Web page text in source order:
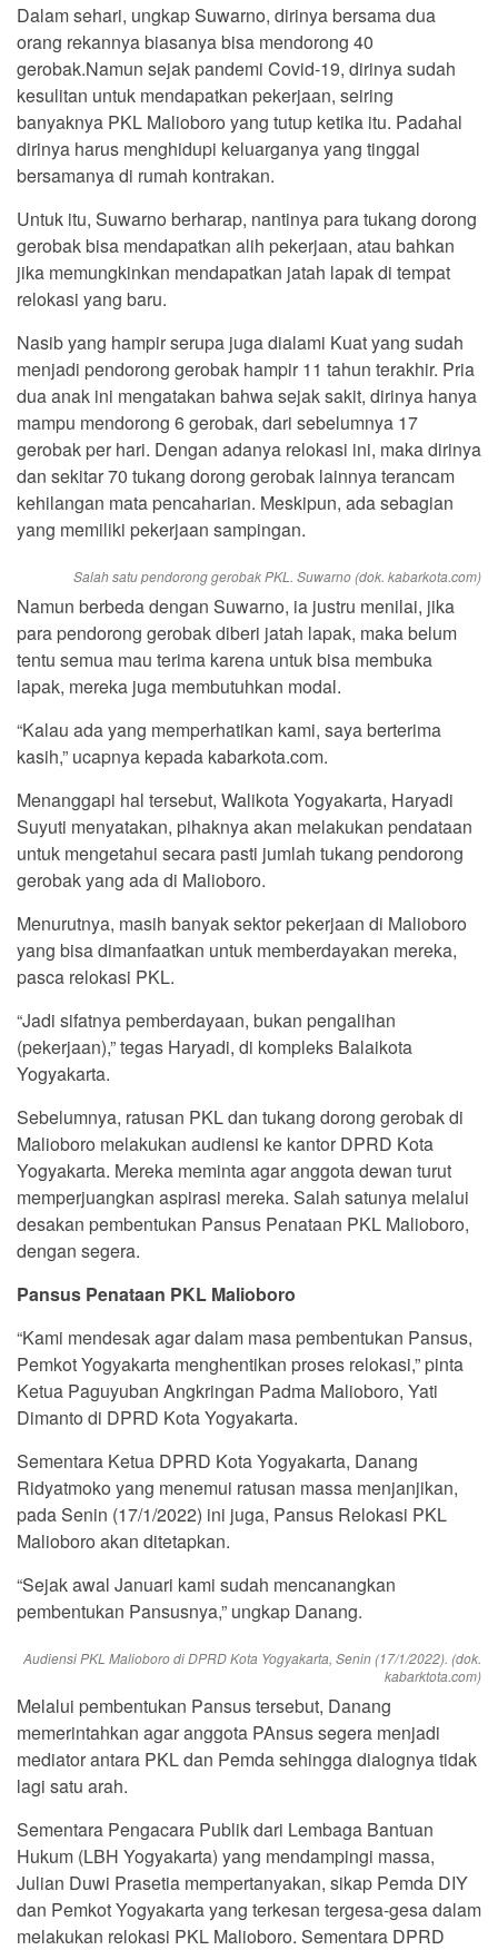
Dalam sehari, ungkap Suwarno, dirinya bersama dua
orang rekannya biasanya bisa mendorong 40
gerobak.Namun sejak pandemi Covid-19, dirinya sudah
kesulitan untuk mendapatkan pekerjaan, seiring
banyaknya PKL Malioboro yang tutup ketika itu. Padahal
dirinya harus menghidupi keluarganya yang tinggal
bersamanya di rumah kontrakan.
Untuk itu, Suwarno berharap, nantinya para tukang dorong
gerobak bisa mendapatkan alih pekerjaan, atau bahkan
jika memungkinkan mendapatkan jatah lapak di tempat
relokasi yang baru.
Nasib yang hampir serupa juga dialami Kuat yang sudah
menjadi pendorong gerobak hampir 11 tahun terakhir. Pria
dua anak ini mengatakan bahwa sejak sakit, dirinya hanya
mampu mendorong 6 gerobak, dari sebelumnya 17
gerobak per hari. Dengan adanya relokasi ini, maka dirinya
dan sekitar 70 tukang dorong gerobak lainnya terancam
kehilangan mata pencaharian. Meskipun, ada sebagian
yang memiliki pekerjaan sampingan.
Salah satu pendorong gerobak PKL. Suwarno (dok. kabarkota.com)
Namun berbeda dengan Suwarno, ia justru menilai, jika
para pendorong gerobak diberi jatah lapak, maka belum
tentu semua mau terima karena untuk bisa membuka
lapak, mereka juga membutuhkan modal.
“Kalau ada yang memperhatikan kami, saya berterima
kasih,” ucapnya kepada kabarkota.com.
Menanggapi hal tersebut, Walikota Yogyakarta, Haryadi
Suyuti menyatakan, pihaknya akan melakukan pendataan
untuk mengetahui secara pasti jumlah tukang pendorong
gerobak yang ada di Malioboro.
Menurutnya, masih banyak sektor pekerjaan di Malioboro
yang bisa dimanfaatkan untuk memberdayakan mereka,
pasca relokasi PKL.
“Jadi sifatnya pemberdayaan, bukan pengalihan
(pekerjaan),” tegas Haryadi, di kompleks Balaikota
Yogyakarta.
Sebelumnya, ratusan PKL dan tukang dorong gerobak di
Malioboro melakukan audiensi ke kantor DPRD Kota
Yogyakarta. Mereka meminta agar anggota dewan turut
memperjuangkan aspirasi mereka. Salah satunya melalui
desakan pembentukan Pansus Penataan PKL Malioboro,
dengan segera.
Pansus Penataan PKL Malioboro
“Kami mendesak agar dalam masa pembentukan Pansus,
Pemkot Yogyakarta menghentikan proses relokasi,” pinta
Ketua Paguyuban Angkringan Padma Malioboro, Yati
Dimanto di DPRD Kota Yogyakarta.
Sementara Ketua DPRD Kota Yogyakarta, Danang
Ridyatmoko yang menemui ratusan massa menjanjikan,
pada Senin (17/1/2022) ini juga, Pansus Relokasi PKL
Malioboro akan ditetapkan.
“Sejak awal Januari kami sudah mencanangkan
pembentukan Pansusnya,” ungkap Danang.
Audiensi PKL Malioboro di DPRD Kota Yogyakarta, Senin (17/1/2022). (dok.
kabarktota.com)
Melalui pembentukan Pansus tersebut, Danang
memerintahkan agar anggota PAnsus segera menjadi
mediator antara PKL dan Pemda sehingga dialognya tidak
lagi satu arah.
Sementara Pengacara Publik dari Lembaga Bantuan
Hukum (LBH Yogyakarta) yang mendampingi massa,
Julian Duwi Prasetia mempertanyakan, sikap Pemda DIY
dan Pemkot Yogyakarta yang terkesan tergesa-gesa dalam
melakukan relokasi PKL Malioboro. Sementara DPRD